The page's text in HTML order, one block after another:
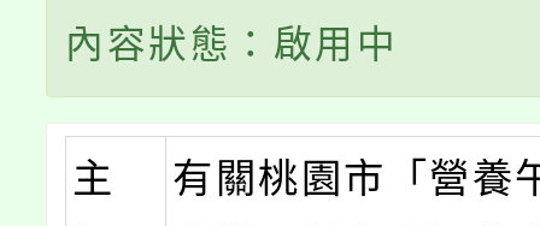
內容狀態：啟用中
主
有關桃園市「營養